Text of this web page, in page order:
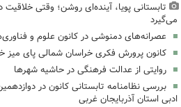
تابستانی پویا، آینده‌ای روشن؛ وقتی
می‌گیرد
عصرانه‌های دمنوشی در کانون علوم و
کانون پرورش فکری خراسان شمالی پای
روایتی از عدالت فرهنگی در حاشیه شهرها
بررسی نظامنامه تابستانی کانون در
ادبی استان آذربایجان غربی